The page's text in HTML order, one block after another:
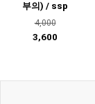
부의) / ssp
4,000
3,600